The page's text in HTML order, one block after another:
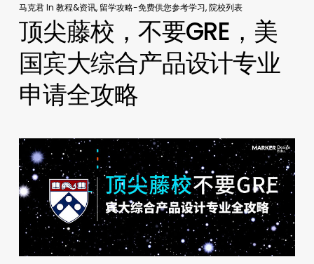
马克君In 教程&资讯, 留学攻略-免费供您参考学习,院校列表
顶尖藤校，不要GRE，美
国宾大综合产品设计专业
申请全攻略